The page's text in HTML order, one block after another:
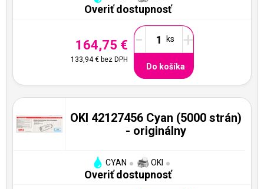
Overiť dostupnosť
164,75 €
133,94 €bez DPH
- +
Do košíka
OKI 42127456 Cyan (5000 strán)
- originálny
CYAN OKI
Overiť dostupnosť